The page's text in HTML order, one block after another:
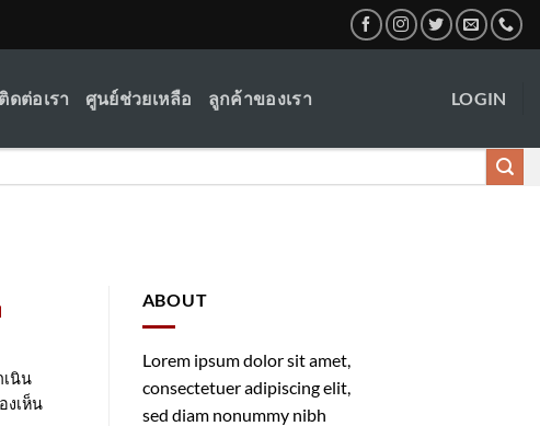
ติดต่อเรา ศูนย์ช่วยเหลือ ลูกค้าของเรา LOGIN
เนิน
งเห็น
ABOUT
Lorem ipsum dolor sit amet,
consectetuer adipiscing elit,
sed diam nonummy nibh